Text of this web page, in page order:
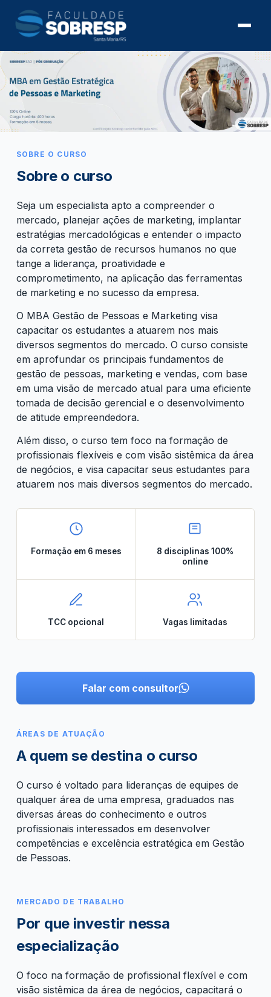
SOBRE O CURSO
Sobre o curso
Seja um especialista apto a compreender o
mercado, planejar ações de marketing, implantar
estratégias mercadológicas e entender o impacto
da correta gestão de recursos humanos no que
tange a liderança, proatividade e
comprometimento, na aplicação das ferramentas
de marketing e no sucesso da empresa.
O MBA Gestão de Pessoas e Marketing visa
capacitar os estudantes a atuarem nos mais
diversos segmentos do mercado. O curso consiste
em aprofundar os principais fundamentos de
gestão de pessoas, marketing e vendas, com base
em uma visão de mercado atual para uma eficiente
tomada de decisão gerencial e o desenvolvimento
de atitude empreendedora.
Além disso, o curso tem foco na formação de
profissionais flexíveis e com visão sistêmica da área
de negócios, e visa capacitar seus estudantes para
atuarem nos mais diversos segmentos do mercado.
Formação em 6 meses
8 disciplinas 100%
online
TCC opcional Vagas limitadas
Falar com consultor
ÁREAS DE ATUAÇÃO
A quem se destina o curso
O curso é voltado para lideranças de equipes de
qualquer área de uma empresa, graduados nas
diversas áreas do conhecimento e outros
profissionais interessados em desenvolver
competências e excelência estratégica em Gestão
de Pessoas.
MERCADO DE TRABALHO
Por que investir nessa
especialização
O foco na formação de profissional flexível e com
visão sistêmica da área de negócios, capacitará o